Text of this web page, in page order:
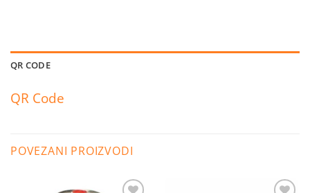
QR CODE
QR Code
POVEZANI PROIZVODI